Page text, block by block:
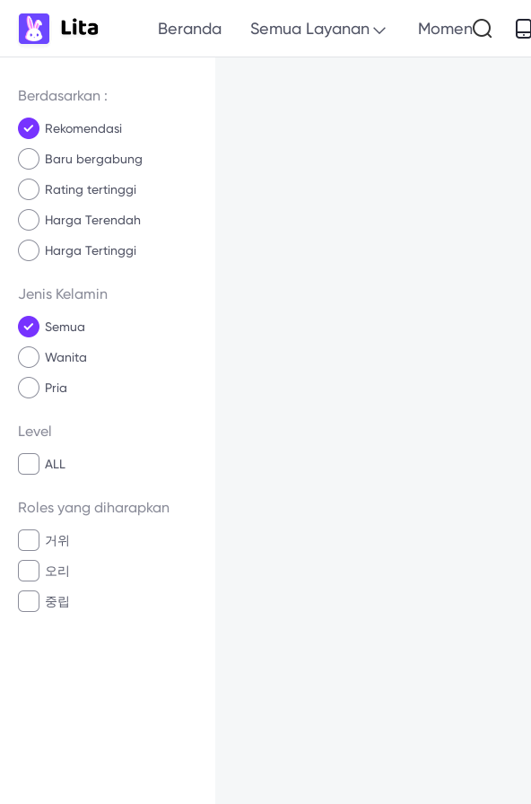
Beranda Semua Layanan Momen
Berdasarkan :
Rekomendasi
Baru bergabung
Rating tertinggi
Harga Terendah
Harga Tertinggi
Jenis Kelamin
Semua
Wanita
Pria
Level
ALL
Roles yang diharapkan
거위
오리
중립